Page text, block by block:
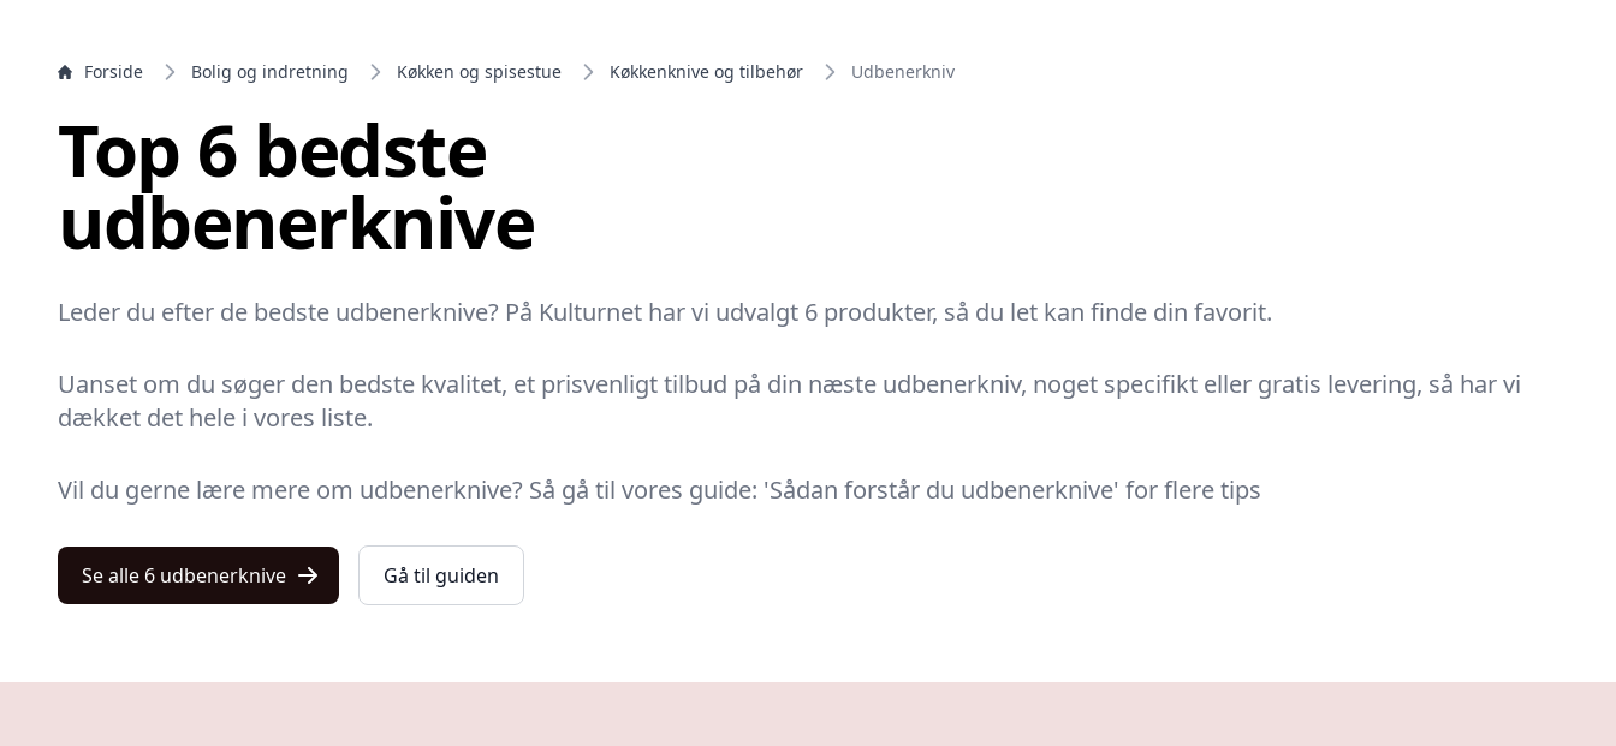
Forside Bolig og indretning Køkken og spisestue Køkkenknive og tilbehør Udbenerkniv
Top 6 bedste
udbenerknive
Leder du efter de bedste udbenerknive? På Kulturnet har vi udvalgt 6 produkter, så du let kan finde din favorit.
Uanset om du søger den bedste kvalitet, et prisvenligt tilbud på din næste udbenerkniv, noget specifikt eller gratis levering, så har vi
dækket det hele i vores liste.
Vil du gerne lære mere om udbenerknive? Så gå til vores guide: 'Sådan forstår du udbenerknive' for flere tips
Se alle 6 udbenerknive Gå til guiden